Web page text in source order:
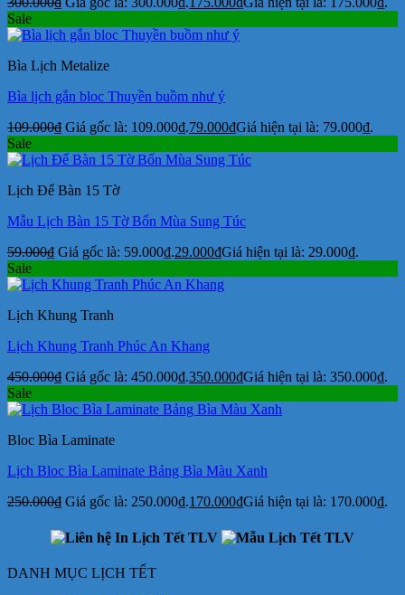
Sale
Bìa Lịch Metalize
Bìa lịch gắn bloc Thuyền buồm như ý
109.000₫ Giá gốc là: 109.000₫.79.000₫Giá hiện tại là: 79.000₫.
Sale
Lịch Để Bàn 15 Tờ
Mẫu Lịch Bàn 15 Tờ Bốn Mùa Sung Túc
59.000₫ Giá gốc là: 59.000₫.29.000₫Giá hiện tại là: 29.000₫.
Sale
Lịch Khung Tranh
Lịch Khung Tranh Phúc An Khang
450.000₫ Giá gốc là: 450.000₫.350.000₫Giá hiện tại là: 350.000₫.
Sale
Bloc Bìa Laminate
Lịch Bloc Bìa Laminate Bảng Bìa Màu Xanh
250.000₫ Giá gốc là: 250.000₫.170.000₫Giá hiện tại là: 170.000₫.
DANH MỤC LỊCH TẾT